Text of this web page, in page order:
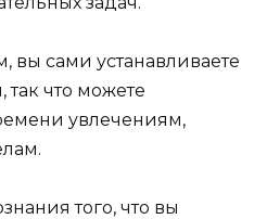
вы сами устанавливаете
что можете
увлечениям,
того, что вы